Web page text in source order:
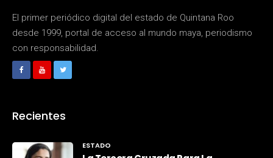
El primer periódico digital del estado de Quintana Roo
desde 1999, portal de acceso al mundo maya, periodismo
con responsabilidad.
Recientes
ESTADO